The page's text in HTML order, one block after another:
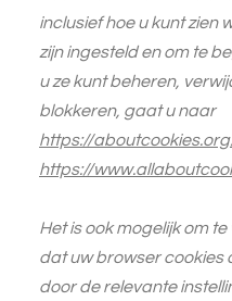
inclusief hoe u kunt zien
zijn ingesteld en om te
u ze kunt beheren,
blokkeren, gaat u naar
https://
https://
Het is ook mogelijk om
dat uw browser cookies
door de relevante